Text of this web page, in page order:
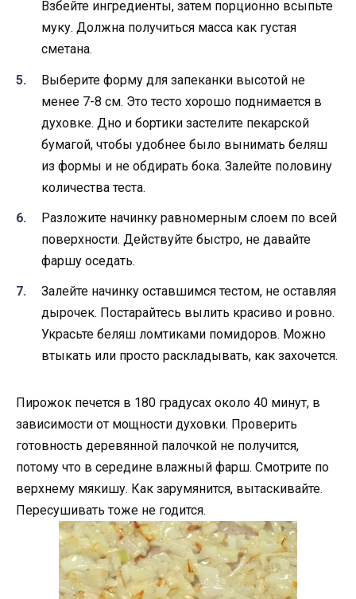
Взбейте ингредиенты, затем порционно всыпьте
муку. Должна получиться масса как густая
сметана.
Выберите форму для запеканки высотой не
менее 7-8 см. Это тесто хорошо поднимается в
духовке. Дно и бортики застелите пекарской
бумагой, чтобы удобнее было вынимать беляш
из формы и не обдирать бока. Залейте половину
количества теста.
Разложите начинку равномерным слоем по всей
поверхности. Действуйте быстро, не давайте
фаршу оседать.
Залейте начинку оставшимся тестом, не оставляя
дырочек. Постарайтесь вылить красиво и ровно.
Украсьте беляш ломтиками помидоров. Можно
втыкать или просто раскладывать, как захочется.
Пирожок печется в 180 градусах около 40 минут, в
зависимости от мощности духовки. Проверить
готовность деревянной палочкой не получится,
потому что в середине влажный фарш. Смотрите по
верхнему мякишу. Как зарумянится, вытаскивайте.
Пересушивать тоже не годится.